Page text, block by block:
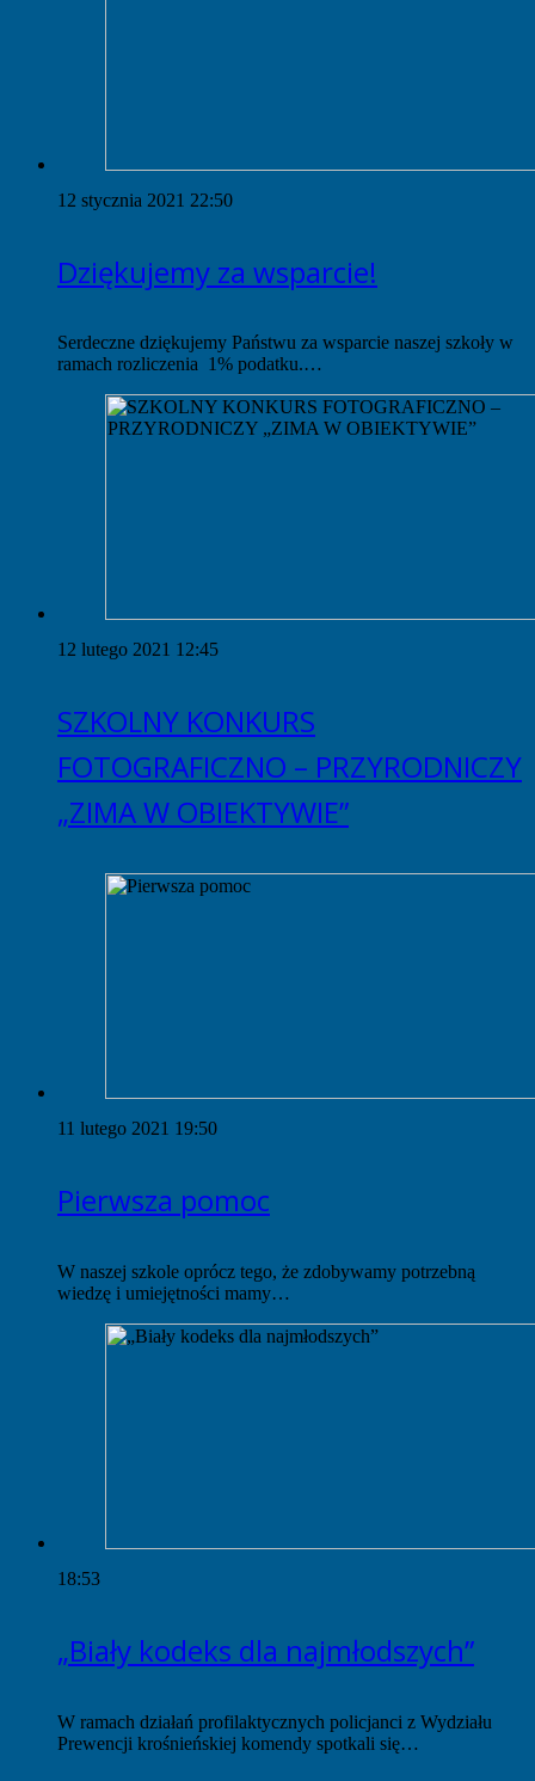
12 stycznia 2021 22:50
Dziękujemy za wsparcie!
Serdeczne dziękujemy Państwu za wsparcie naszej szkoły w
ramach rozliczenia 1% podatku.…
12 lutego 2021 12:45
SZKOLNY KONKURS
FOTOGRAFICZNO – PRZYRODNICZY
„ZIMA W OBIEKTYWIE”
11 lutego 2021 19:50
Pierwsza pomoc
W naszej szkole oprócz tego, że zdobywamy potrzebną
wiedzę i umiejętności mamy…
18:53
„Biały kodeks dla najmłodszych”
W ramach działań profilaktycznych policjanci z Wydziału
Prewencji krośnieńskiej komendy spotkali się…